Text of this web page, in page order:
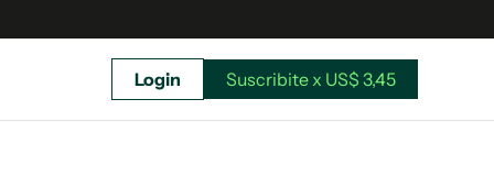
Login Suscribite x US$ 3,45